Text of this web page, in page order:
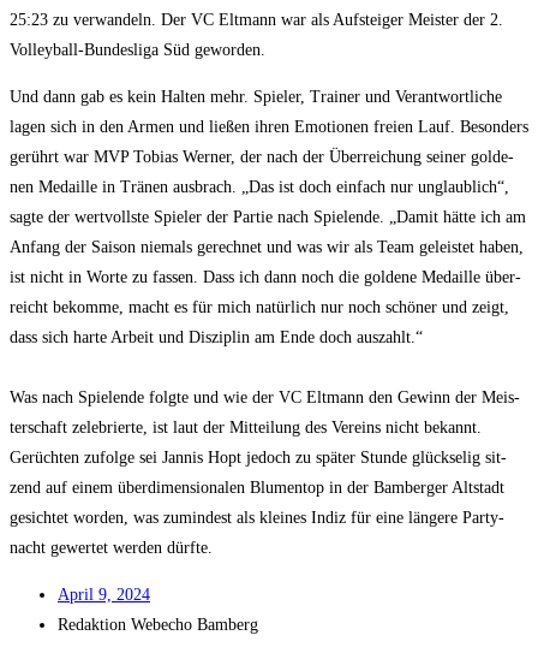
25:23 zu ver­wan­deln. Der VC Elt­mann war als Auf­stei­ger Meis­ter der 2.
Vol­ley­ball-Bun­des­li­ga Süd geworden.
Und dann gab es kein Hal­ten mehr. Spie­ler, Trai­ner und Ver­ant­wort­li­che
lagen sich in den Armen und lie­ßen ihren Emo­tio­nen frei­en Lauf. Beson­ders
gerührt war MVP Tobi­as Wer­ner, der nach der Über­rei­chung sei­ner gol­de­
nen Medail­le in Trä­nen aus­brach. „Das ist doch ein­fach nur unglaub­lich“,
sag­te der wert­volls­te Spie­ler der Par­tie nach Spie­len­de. „Damit hät­te ich am
Anfang der Sai­son nie­mals gerech­net und was wir als Team geleis­tet haben,
ist nicht in Wor­te zu fas­sen. Dass ich dann noch die gol­de­ne Medail­le über­
reicht bekom­me, macht es für mich natür­lich nur noch schö­ner und zeigt,
dass sich har­te Arbeit und Dis­zi­plin am Ende doch aus­zahlt.“
Was nach Spie­len­de folg­te und wie der VC Elt­mann den Gewinn der Meis­
ter­schaft zele­brier­te, ist laut der Mit­tei­lung des Ver­eins nicht bekannt.
Gerüch­ten zufol­ge sei Jan­nis Hopt jedoch zu spä­ter Stun­de glück­se­lig sit­
zend auf einem über­di­men­sio­na­len Blu­men­top in der Bam­ber­ger Alt­stadt
gesich­tet wor­den, was zumin­dest als klei­nes Indiz für eine län­ge­re Par­ty­
nacht gewer­tet wer­den dürfte.
April 9, 2024
Redak­ti­on Web­echo Bamberg